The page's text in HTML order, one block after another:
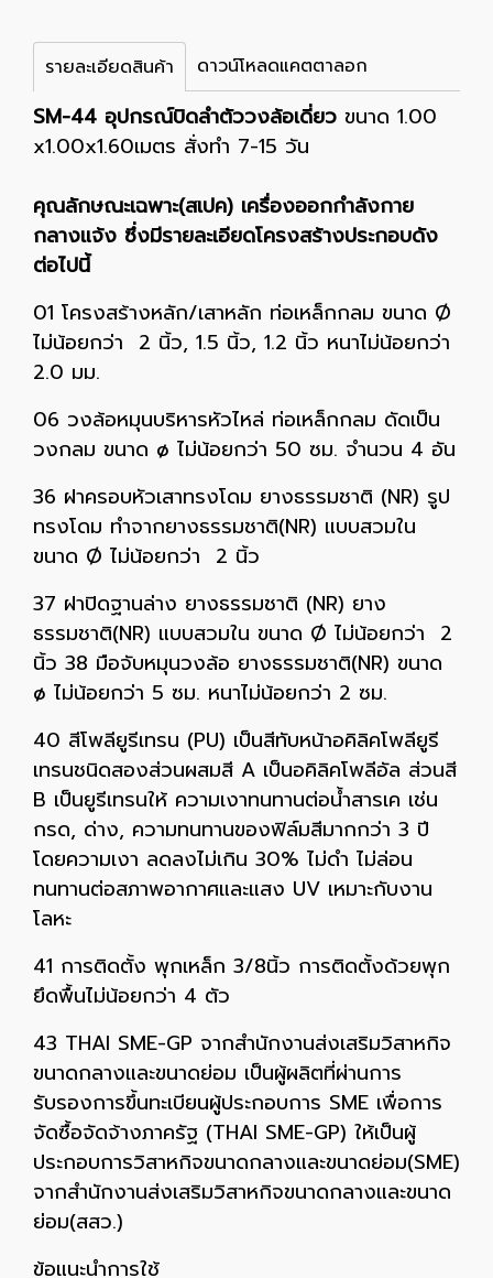
รายละเอียดสินค้า ดาวน์โหลดแคตตาลอก
SM-44 อุปกรณ์บิดลำตัววงล้อเดี่ยว ขนาด 1.00
x1.00x1.60เมตร สั่งทำ 7-15 วัน
คุณลักษณะเฉพาะ(สเปค) เครื่องออกกำลังกาย
กลางแจ้ง ซึ่งมีรายละเอียดโครงสร้างประกอบดัง
ต่อไปนี้
01 โครงสร้างหลัก/เสาหลัก ท่อเหล็กกลม ขนาด Ø
ไม่น้อยกว่า 2 นิ้ว, 1.5 นิ้ว, 1.2 นิ้ว หนาไม่น้อยกว่า
2.0 มม.
06 วงล้อหมุนบริหารหัวไหล่ ท่อเหล็กกลม ดัดเป็น
วงกลม ขนาด ø ไม่น้อยกว่า 50 ซม. จำนวน 4 อัน
36 ฝาครอบหัวเสาทรงโดม ยางธรรมชาติ (NR) รูป
ทรงโดม ทำจากยางธรรมชาติ(NR) แบบสวมใน
ขนาด Ø ไม่น้อยกว่า 2 นิ้ว
37 ฝาปิดฐานล่าง ยางธรรมชาติ (NR) ยาง
ธรรมชาติ(NR) แบบสวมใน ขนาด Ø ไม่น้อยกว่า 2
นิ้ว 38 มือจับหมุนวงล้อ ยางธรรมชาติ(NR) ขนาด
ø ไม่น้อยกว่า 5 ซม. หนาไม่น้อยกว่า 2 ซม.
40 สีโพลียูรีเทรน (PU) เป็นสีทับหน้าอคิลิคโพลียูรี
เทรนชนิดสองส่วนผสมสี A เป็นอคิลิคโพลีอัล ส่วนสี
B เป็นยูรีเทรนให้ ความเงาทนทานต่อน้ำสารเค เช่น
กรด, ด่าง, ความทนทานของฟิล์มสีมากกว่า 3 ปี
โดยความเงา ลดลงไม่เกิน 30% ไม่ดำ ไม่ล่อน
ทนทานต่อสภาพอากาศและแสง UV เหมาะกับงาน
โลหะ
41 การติดตั้ง พุกเหล็ก 3/8นิ้ว การติดตั้งด้วยพุก
ยึดพื้นไม่น้อยกว่า 4 ตัว
43 THAI SME-GP จากสำนักงานส่งเสริมวิสาหกิจ
ขนาดกลางและขนาดย่อม เป็นผู้ผลิตที่ผ่านการ
รับรองการขึ้นทะเบียนผู้ประกอบการ SME เพื่อการ
จัดซื้อจัดจ้างภาครัฐ (THAI SME-GP) ให้เป็นผู้
ประกอบการวิสาหกิจขนาดกลางและขนาดย่อม(SME)
จากสำนักงานส่งเสริมวิสาหกิจขนาดกลางและขนาด
ย่อม(สสว.)
ข้อแนะนำการใช้